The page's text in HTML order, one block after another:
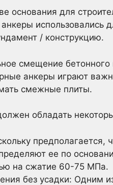
основания для
использовались
/ конструкцию.
смещение
анкеры играют
смежные плиты.
обладать
ее по
на сжатие 60-75 МПа.
без усадки: Одним